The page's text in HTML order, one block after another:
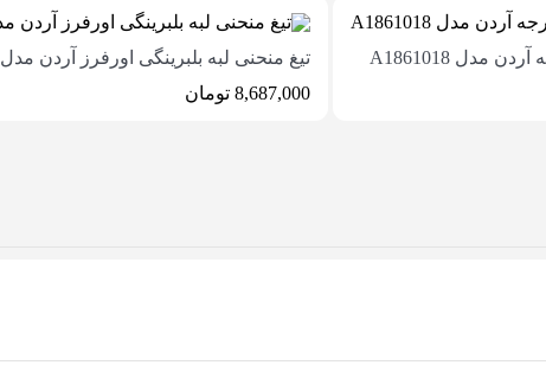
تیغ منحنی لبه بلبرینگی اورفرز آردن مدل 305281
8,687,000 تومان